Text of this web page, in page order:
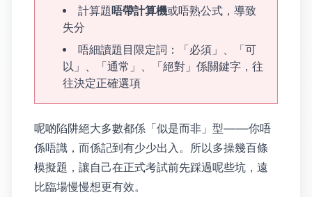
計算題唔帶計算機或唔熟公式，導致
失分
唔細讀題目限定詞：「必須」、「可
以」、「通常」、「絕對」係關鍵字，往
往決定正確選項
呢啲陷阱絕大多數都係「似是而非」型——你唔
係唔識，而係記到有少少出入。所以多操幾百條
模擬題，讓自己在正式考試前先踩過呢些坑，遠
比臨場慢慢想更有效。